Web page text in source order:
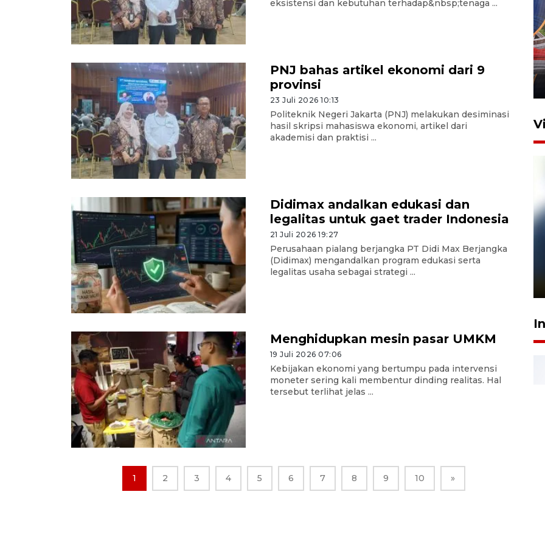
eksistensi dan kebutuhan terhadap&nbsp;tenaga ...
PNJ bahas artikel ekonomi dari 9
provinsi
23 Juli 2026 10:13
Politeknik Negeri Jakarta (PNJ) melakukan desiminasi
hasil skripsi mahasiswa ekonomi, artikel dari
akademisi dan praktisi ...
Didimax andalkan edukasi dan
legalitas untuk gaet trader Indonesia
21 Juli 2026 19:27
Perusahaan pialang berjangka PT Didi Max Berjangka
(Didimax) mengandalkan program edukasi serta
legalitas usaha sebagai strategi ...
Menghidupkan mesin pasar UMKM
19 Juli 2026 07:06
Kebijakan ekonomi yang bertumpu pada intervensi
moneter sering kali membentur dinding realitas. Hal
tersebut terlihat jelas ...
1 2 3 4 5 6 7 8 9 10 »
Stasiun Bogor
Pelanggan Filaha Farm setia
sampai 8 tahan?